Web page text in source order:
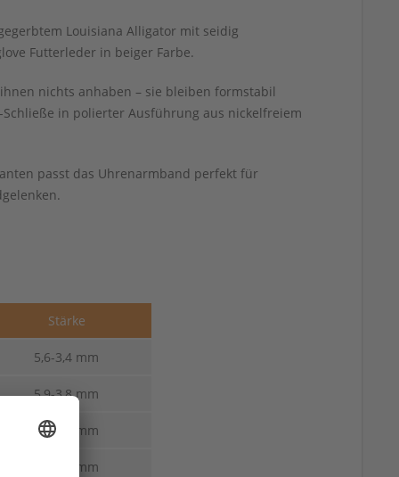
Louisiana Alligator mit seidig
Futterleder in beiger Farbe.
nichts anhaben – sie bleiben formstabil
Schließe in polierter Ausführung aus nickelfreiem
passt das Uhrenarmband perfekt für
Stärke
5,6-3,4 mm
5,9-3,8 mm
6,8-3,0 mm
6,8-3,0 mm